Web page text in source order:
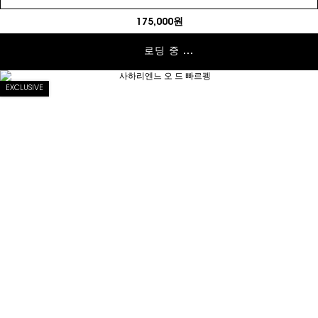
175,000원
로딩 중 ...
EXCLUSIVE